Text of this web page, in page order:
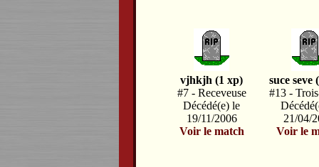
vjhkjh (1 xp)
#7 - Receveuse
Décédé(e) le
19/11/2006
Voir le match
suce seve
#13 -
21/04/
Voir le